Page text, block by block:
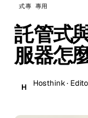
式專 專用
託管式
服器怎
H Hosthink ·